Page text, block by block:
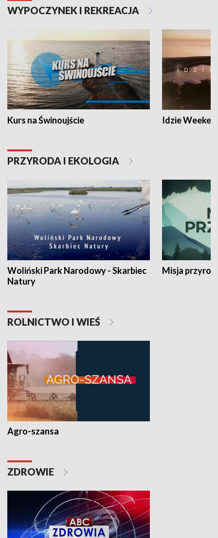
WYPOCZYNEK I REKREACJA
Kurs na Świnoujście Idzie
PRZYRODA I EKOLOGIA
Woliński Park Narodowy - Skarbiec
Natury
Misja
ROLNICTWO I WIEŚ
Agro-szansa
ZDROWIE